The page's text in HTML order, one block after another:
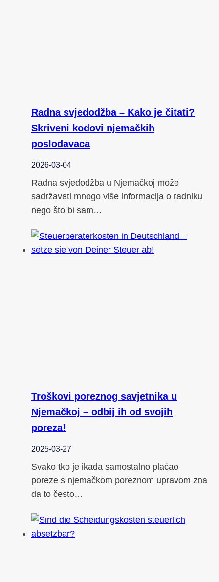
Radna svjedodžba – Kako je čitati?
Skriveni kodovi njemačkih
poslodavaca
2026-03-04
Radna svjedodžba u Njemačkoj može
sadržavati mnogo više informacija o radniku
nego što bi sam…
Troškovi poreznog savjetnika u
Njemačkoj – odbij ih od svojih
poreza!
2025-03-27
Svako tko je ikada samostalno plaćao
poreze s njemačkom poreznom upravom zna
da to često…